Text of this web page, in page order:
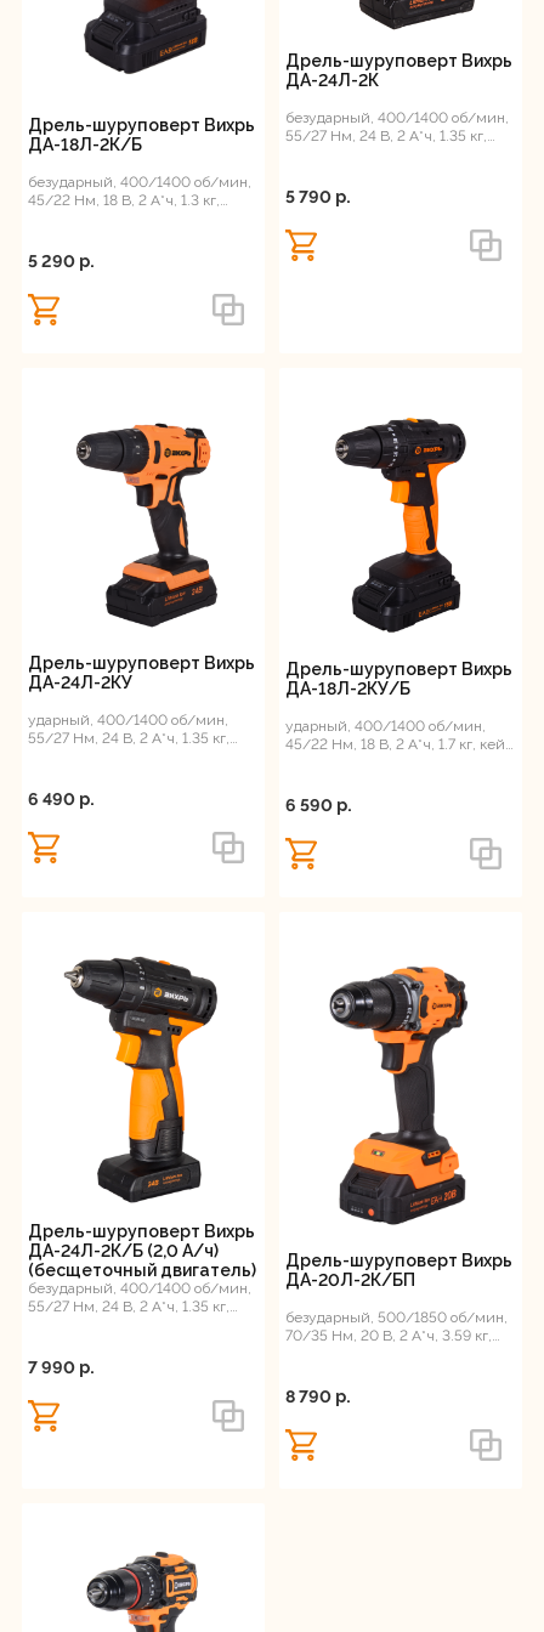
Дрель-шуруповерт Вихрь
ДА-18Л-2К/Б
безударный, 400/1400 об/мин,
45/22 Нм, 18 В, 2 А*ч, 1.3 кг,
5 290 p.
Дрель-шуруповерт Вихрь
ДА-24Л-2К
безударный, 400/1400 об/мин,
55/27 Нм, 24 В, 2 А*ч, 1.35 кг,
5 790 p.
Дрель-шуруповерт Вихрь
ДА-24Л-2КУ
ударный, 400/1400 об/мин,
55/27 Нм, 24 В, 2 А*ч, 1.35 кг,
6 490 p.
Дрель-шуруповерт Вихрь
ДА-18Л-2КУ/Б
ударный, 400/1400 об/мин,
45/22 Нм, 18 В, 2 А*ч, 1.7 кг, кейс,
6 590 p.
Дрель-шуруповерт Вихрь
ДА-24Л-2К/Б (2,0 А/ч)
(бесщеточный двигатель)
безударный, 400/1400 об/мин,
55/27 Нм, 24 В, 2 А*ч, 1.35 кг,
7 990 p.
Дрель-шуруповерт Вихрь
ДА-20Л-2К/БП
безударный, 500/1850 об/мин,
70/35 Нм, 20 В, 2 А*ч, 3.59 кг,
8 790 p.